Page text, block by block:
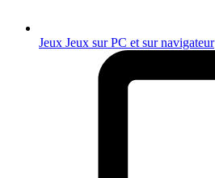
Jeux Jeux sur PC et sur navigateur